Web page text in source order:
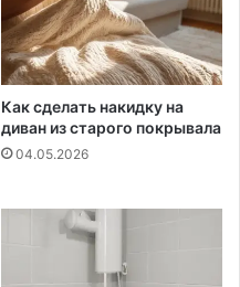
Как сделать накидку на
диван из старого покрывала
04.05.2026